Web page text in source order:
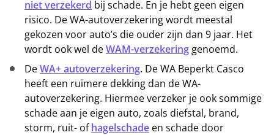
niet verzekerd bij schade. En je hebt geen eigen
risico. De WA-autoverzekering wordt meestal
gekozen voor auto’s die ouder zijn dan 9 jaar. Het
wordt ook wel deWAM-verzekering genoemd.
DeWA+ autoverzekering. De WA Beperkt Casco
heeft een ruimere dekking dan de WA-
autoverzekering. Hiermee verzeker je ook sommige
schade aan je eigen auto, zoals diefstal, brand,
storm, ruit- ofhagelschade en schade door